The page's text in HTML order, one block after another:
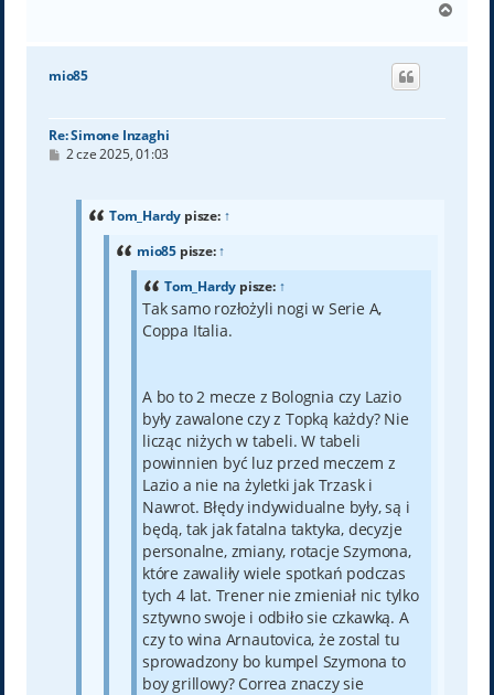
g
mio85
Re: Simone Inzaghi
P2 cze 2025, 01:03
Tom_Hardy pisze: ↑
mio85pisze:↑
Tom_Hardy pisze: ↑
Tak samo rozłożyli nogi w Serie A,
Coppa Italia.
A bo to 2 mecze z Bolognia czy Lazio
były zawalone czy z Topką każdy? Nie
licząc niżych w tabeli. W tabeli
powinnien być luz przed meczem z
Lazio a nie na żyletki jak Trzask i
Nawrot. Błędy indywidualne były, są i
będą, tak jak fatalna taktyka, decyzje
personalne, zmiany, rotacje Szymona,
które zawaliły wiele spotkań podczas
tych 4 lat. Trener nie zmieniał nic tylko
sztywno swoje i odbiło sie czkawką. A
czy to wina Arnautovica, że zostal tu
sprowadzony bo kumpel Szymona to
boy grillowy? Correa znaczy sie